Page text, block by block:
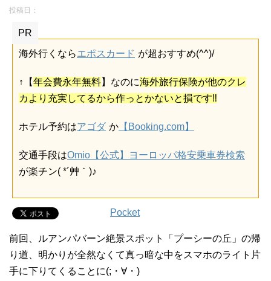
投稿日：
PR
海外行くならエポスカード が超おすすめ(^^)/
↑【年会費永年無料】なのに海外旅行保険が他のクレ
カより充実してるから作っとかないと損です‼
ホテル予約はアゴダ か 【Booking.com】
交通手段はOmio【公式】ヨーロッパ格安乗車券検索
が楽チン( *´艸｀)♪
Pocket
前回、ルアンパバーン絶景スポット「プーシーの丘」の帰
り道、明かりが全然なくて真っ暗な中をスマホのライト片
手に下りてくることに(;・∀・)